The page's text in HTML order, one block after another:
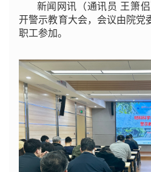
新闻网讯（通讯员 王箫
开警示教育大会，会议由院党
职工参加。